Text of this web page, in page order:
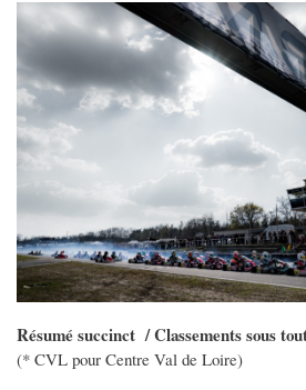
Résumé succinct / Classements sous
(* CVL pour Centre Val de Loire)